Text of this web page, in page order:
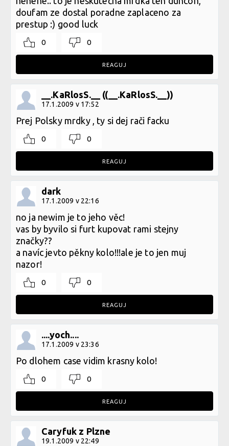
doufam ze dostal poradne zaplaceno za
prestup :) good luck
0 0
REAGUJ
__.KaRlosS.__ ((__.KaRlosS.__))
17.1.2009 v 17:52
Prej Polsky mrdky , ty si dej rači facku
0 0
REAGUJ
dark
17.1.2009 v 22:16
no ja newim je to jeho věc!
vas by byvilo si furt kupovat rami stejny
značky??
a navíc jevto pěkny kolo!!!ale je to jen muj
nazor!
0 0
REAGUJ
....yoch....
17.1.2009 v 23:36
Po dlohem case vidim krasny kolo!
0 0
REAGUJ
Caryfuk z Plzne
19.1.2009 v 22:49